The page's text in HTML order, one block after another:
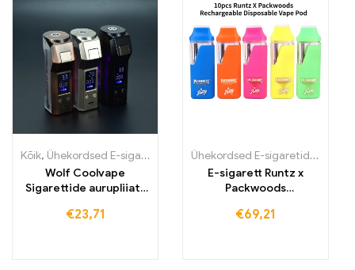
Kõik, Ühekordsed E-sigaretid Ühekordsed E-sigaretid Eestis
Wolf Coolvape
Sigarettide aurupliiats
€23,71
Ühekordsed E-sigaretid
,
E-sigarett Runtz x
Packwoods
€69,21